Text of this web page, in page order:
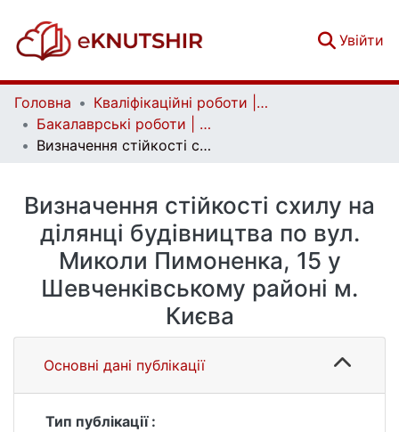
Увійти
Головна
Кваліфікаційні роботи | Qualifying works
Бакалаврські роботи | Bachelor theses
Визначення стійкості схилу на ділянці будівництва по вул. Миколи Пимоненка, 15 у Шевченківському районі м. Києва
Визначення стійкості схилу на
ділянці будівництва по вул.
Миколи Пимоненка, 15 у
Шевченківському районі м.
Києва
Основні дані публікації
Тип публікації :